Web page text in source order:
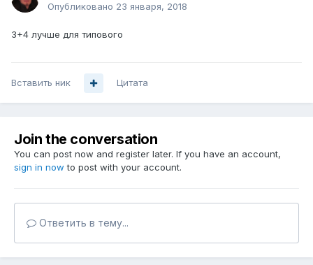
Опубликовано 23 января, 2018
3+4 лучше для типового
Вставить ник Цитата
Join the conversation
You can post now and register later. If you have an account,
sign in now to post with your account.
Ответить в тему...